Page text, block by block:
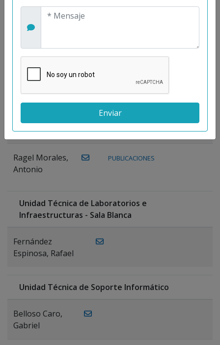
Prieto, Antonio
Mora
Gutiérrez, José
PUBLICACIONES
Moreno
Rocío
Ragel Morales,
Antonio
PUBLICACIONES
Unidad Técnica de Laboratorios e
Infraestructuras - Sala Blanca
Fernández
Espinosa, Rafael
Unidad Técnica de Soporte Informático
Belloso Caro,
Gabriel